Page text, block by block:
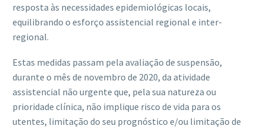
resposta às necessidades epidemiológicas locais,
equilibrando o esforço assistencial regional e inter-
regional.
Estas medidas passam pela avaliação de suspensão,
durante o mês de novembro de 2020, da atividade
assistencial não urgente que, pela sua natureza ou
prioridade clínica, não implique risco de vida para os
utentes, limitação do seu prognóstico e/ou limitação de